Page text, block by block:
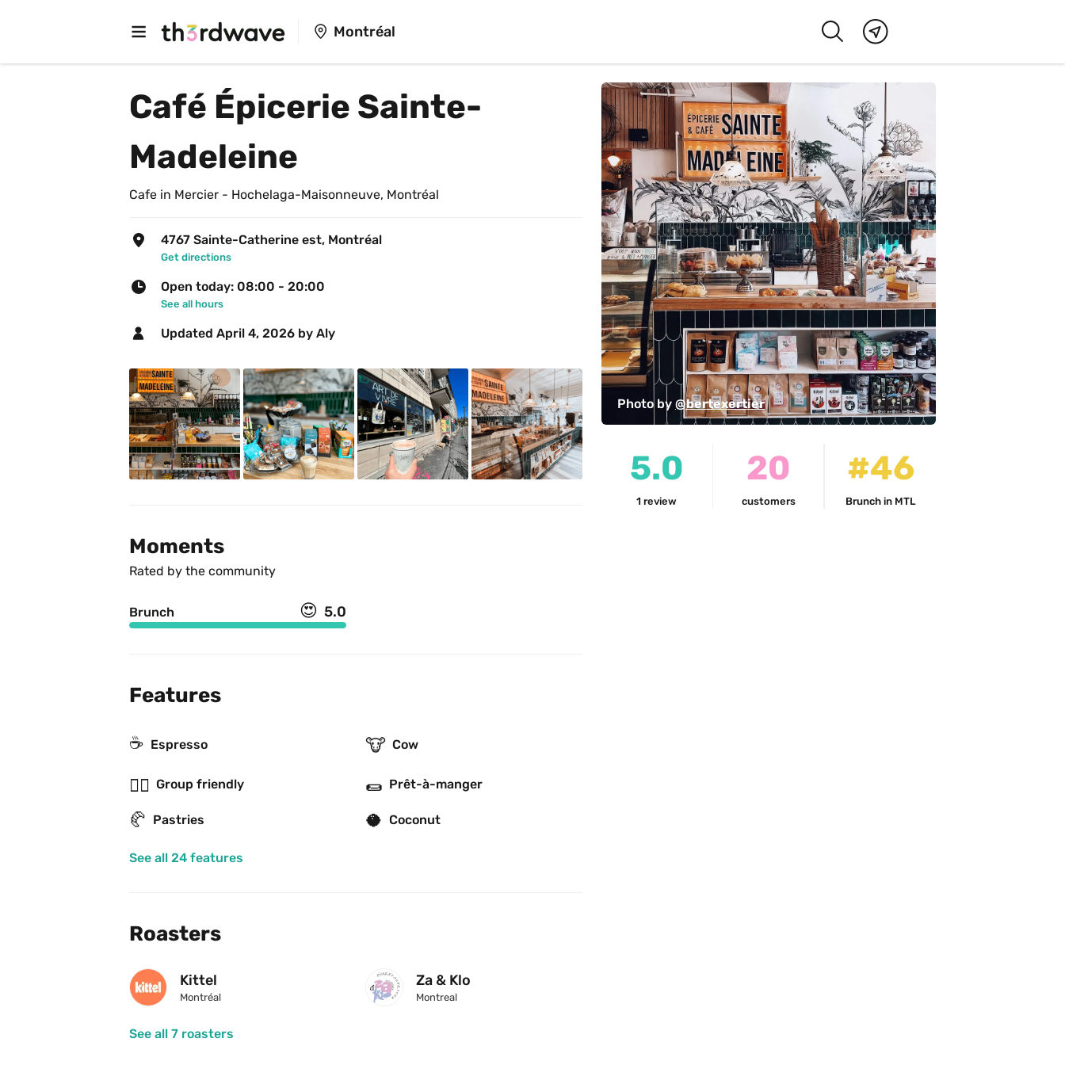
Montréal
Photo by @bertexertier
5.0
1 review
20
customers
#46
Brunch in MTL
Café Épicerie Sainte-
Madeleine
Cafe in Mercier - Hochelaga-Maisonneuve, Montréal
4767 Sainte-Catherine est, Montréal
Get directions
Open today: 08:00 - 20:00
See all hours
Updated April 4, 2026 by Aly
Moments
Rated by the community
Brunch 😍 5.0
Features
☕ Espresso 🐮 Cow
👯‍♂️ Group friendly 🌯 Prêt-à-manger
🥐 Pastries 🥥 Coconut
See all 24 features
Roasters
Kittel
Montréal
Za & Klo
Montreal
See all 7 roasters